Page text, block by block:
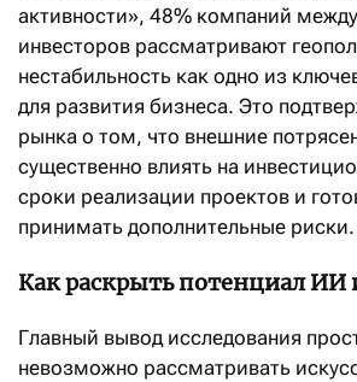
активности», 48% компаний
инвесторов рассматривают
нестабильность как одно из
для развития бизнеса. Это
рынка о том, что внешние
существенно влиять на
сроки реализации проектов и
принимать дополнительные риски.
Как раскрыть потенциал ИИ
Главный вывод исследования
невозможно рассматривать